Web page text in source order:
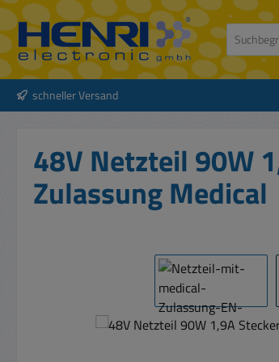
Hauptinhalt springen
Zur Suche springen
Zur Hauptnavigation springen
schneller Versand
48V Netzteil 90W
Zulassung Medical
Bildergalerie überspringen